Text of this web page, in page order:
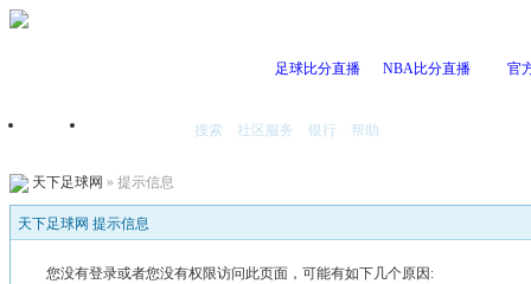
足球比分直播 NBA比分直播 官
首页 搜索 社区服务 银行 帮助
天下足球网 » 提示信息
天下足球网 提示信息
您没有登录或者您没有权限访问此页面，可能有如下几个原因: